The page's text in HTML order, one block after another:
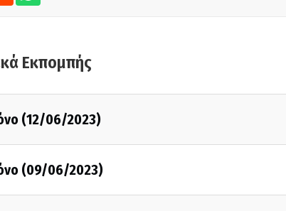
Εκπομπής
(12/06/2023)
(09/06/2023)